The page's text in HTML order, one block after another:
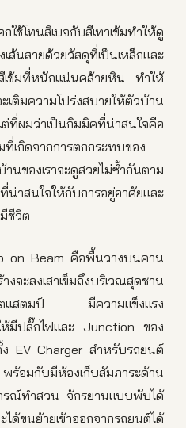
โทนสีเบจกับสีเทาเข้มทำให้ดู
ส้นสายด้วยวัสดุที่เป็นเหล็กและ
เข้มที่หนักแน่นคล้ายหิน ทำให้
ติมความโปร่งสบายให้ตัวบ้าน
ว่าเป็นกิมมิคที่น่าสนใจคือ
ที่เกิดจากการตกกระทบของ
ของเราจะดูสวยไม่ซ้ำกันตาม
าสนใจให้กับการอยู่อาศัยและ
ชีวิต
on Beam คือพื้นวางบนคาน
จะลงเสาเข็มถึงบริเวณสุดชาน
ตแสตมป์ มีความแข็งแรง
มีปลั๊กไฟและ Junction ของ
ง EV Charger สำหรับรถยนต์
ร้อมกับมีห้องเก็บสัมภาระด้าน
ณ์ทำสวน จักรยานแบบพับได้
ขนย้ายเข้าออกจากรถยนต์ได้